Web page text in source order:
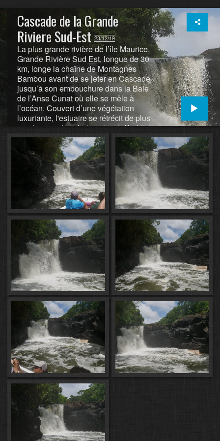
Cascade de la Grande
Riviere Sud-Est23/12/19
La plus grande rivière de l’île Maurice,
Grande Rivière Sud Est, longue de 30
km, longe la chaîne de Montagnes
Bambou avant de se jeter en Cascade
jusqu’à son embouchure dans la Baie
de l’Anse Cunat où elle se mêle à
l’océan. Couvert d’une végétation
luxuriante, l'estuaire se rétrécit de plus
en plus vers les chutes et sert d'habitat
à des singes, chauves-souris et
beaucoup d'oiseaux. En pleine
saison, il n'est pas rare que les
embarcations fassent littéralement la
queue devant les cascades !
(http://www.tara-sekoia.com/cascade-
grande-riviere-sud-est/ -
https://www.petitfute.com/v71116-
grande-riviere-sud-est/c1173-visites-
points-d-interet/c976-archeologie-
artisanat-science-et-technique/c981-
nature/48248-grande-riviere-sud-
est.html)